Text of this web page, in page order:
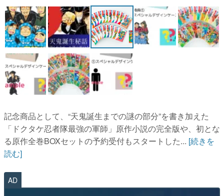
アプリレビュー
その他
電ファミニコゲーマーとは？
運営：株式会社マレ
記念商品として、“天鬼誕生までの謎の部分”を書き加えた
「ドクタケ忍者隊最強の軍師」原作小説の完全版や、初とな
る原作全巻BOXセットの予約受付もスタートした... [続きを
読む]
AD